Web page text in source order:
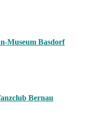
Museum Basdorf
Bernau